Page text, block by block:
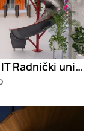
Enterijer Vega IT Radnički univerzitet